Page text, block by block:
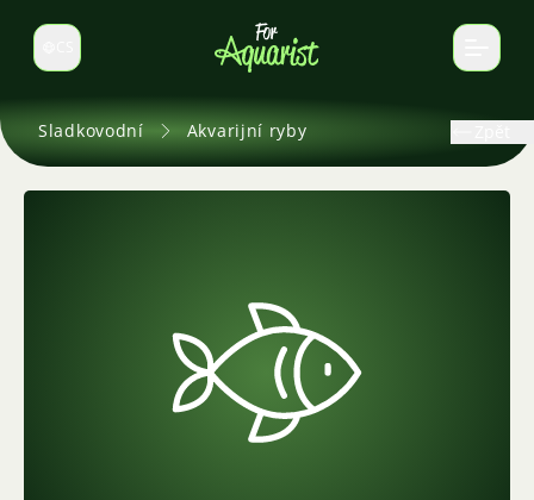
Select language
Sladkovodní Akvarijní ryby